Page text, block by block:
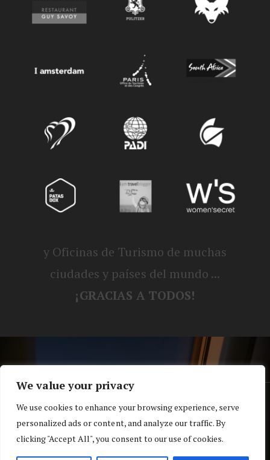
We value your privacy
We use cookies to enhance your browsing experience, serve
personalized ads or content, and analyze our traffic. By
clicking "Accept All", you consent to our use of cookies.
y Oficinas de Turismo de muchas
ciudades y países del mundo ...
¡GRACIAS A TODOS!
® Blog personal de Alex, Nerea, Turbo y
Koko |Política de privacidad y cookies